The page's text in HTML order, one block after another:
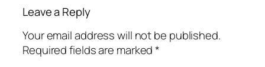
Leave a Reply
Your email address will not be published.
Required fields are marked*